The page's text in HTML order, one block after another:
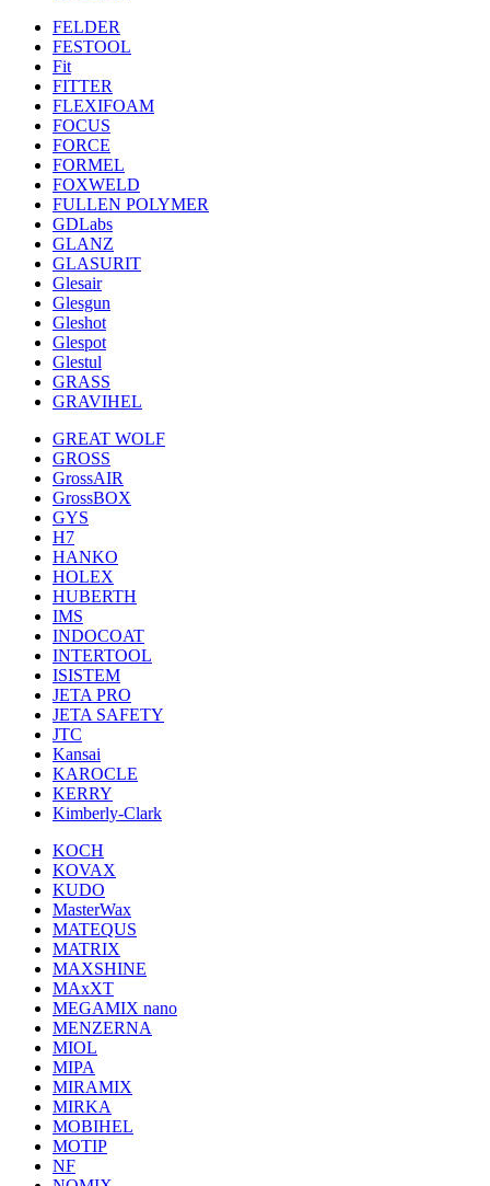
FELDER
FESTOOL
Fit
FITTER
FLEXIFOAM
FOCUS
FORCE
FORMEL
FOXWELD
FULLEN POLYMER
GDLabs
GLANZ
GLASURIT
Glesair
Glesgun
Gleshot
Glespot
Glestul
GRASS
GRAVIHEL
GREAT WOLF
GROSS
GrossAIR
GrossBOX
GYS
H7
HANKO
HOLEX
HUBERTH
IMS
INDOCOAT
INTERTOOL
ISISTEM
JETA PRO
JETA SAFETY
JTC
Kansai
KAROCLE
KERRY
Kimberly-Clark
KOCH
KOVAX
KUDO
MasterWax
MATEQUS
MATRIX
MAXSHINE
MAxXT
MEGAMIX nano
MENZERNA
MIOL
MIPA
MIRAMIX
MIRKA
MOBIHEL
MOTIP
NF